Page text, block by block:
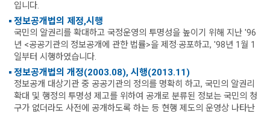
입니다.
정보공개법의 제정,시행
국민의 알권리를 확대하고 국정운영의 투명성을 높이기 위해 지난 '96
년 <공공기관의 정보공개에 관한 법률>을 제정·공포하고, '98년 1월 1
일부터 시행하였습니다.
정보공개법의 개정(2003.08), 시행(2013.11)
정보공개 대상기관 중 공공기관의 정의를 명확히 하고, 국민의 알권리
확대 및 행정의 투명성 제고를 위하여 공개로 분류된 정보는 국민의 청
구가 없더라도 사전에 공개하도록 하는 등 현행 제도의 운영상 나타난